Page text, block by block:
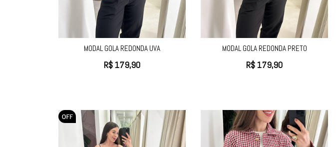
MODAL GOLA REDONDA UVA
R$ 179,90
MODAL GOLA REDONDA PRETO
R$ 179,90